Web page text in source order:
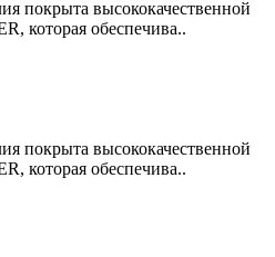
покрыта высококачественной
которая обеспечива..
покрыта высококачественной
которая обеспечива..